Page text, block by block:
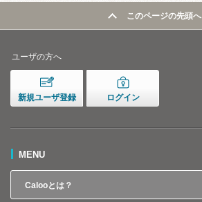
このページの先頭へ
ユーザの方へ
新規ユーザ登録 ログイン
MENU
Calooとは？